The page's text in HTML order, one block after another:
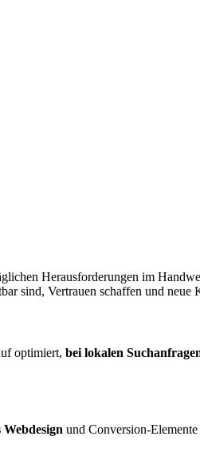
Herausforderungen im
sind, Vertrauen schaffen und neue
optimiert, bei lokalen
und Conversion-